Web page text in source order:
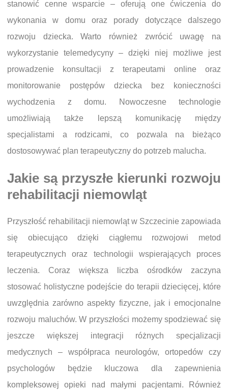
stanowić cenne wsparcie – oferują one ćwiczenia do
wykonania w domu oraz porady dotyczące dalszego
rozwoju dziecka. Warto również zwrócić uwagę na
wykorzystanie telemedycyny – dzięki niej możliwe jest
prowadzenie konsultacji z terapeutami online oraz
monitorowanie postępów dziecka bez konieczności
wychodzenia z domu. Nowoczesne technologie
umożliwiają także lepszą komunikację między
specjalistami a rodzicami, co pozwala na bieżąco
dostosowywać plan terapeutyczny do potrzeb malucha.
Jakie są przyszłe kierunki rozwoju
rehabilitacji niemowląt
Przyszłość rehabilitacji niemowląt w Szczecinie zapowiada
się obiecująco dzięki ciągłemu rozwojowi metod
terapeutycznych oraz technologii wspierających proces
leczenia. Coraz większa liczba ośrodków zaczyna
stosować holistyczne podejście do terapii dziecięcej, które
uwzględnia zarówno aspekty fizyczne, jak i emocjonalne
rozwoju maluchów. W przyszłości możemy spodziewać się
jeszcze większej integracji różnych specjalizacji
medycznych – współpraca neurologów, ortopedów czy
psychologów będzie kluczowa dla zapewnienia
kompleksowej opieki nad małymi pacjentami. Również